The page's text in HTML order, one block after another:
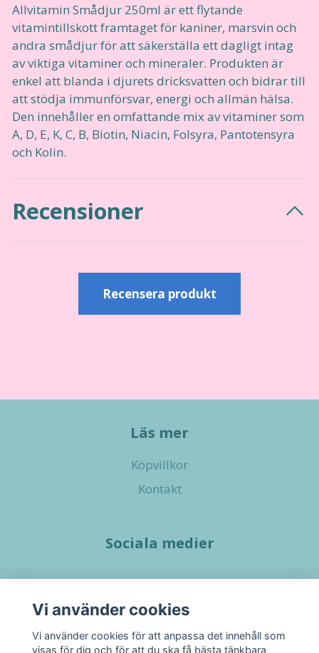
Allvitamin Smådjur 250ml är ett flytande
vitamintillskott framtaget för kaniner, marsvin och
andra smådjur för att säkerställa ett dagligt intag
av viktiga vitaminer och mineraler. Produkten är
enkel att blanda i djurets dricksvatten och bidrar till
att stödja immunförsvar, energi och allmän hälsa.
Den innehåller en omfattande mix av vitaminer som
A, D, E, K, C, B, Biotin, Niacin, Folsyra, Pantotensyra
och Kolin.
Recensioner
Recensera produkt
Läs mer
Köpvillkor
Kontakt
Sociala medier
Vi använder cookies
Vi använder cookies för att anpassa det innehåll som
visas för dig och för att du ska få bästa tänkbara